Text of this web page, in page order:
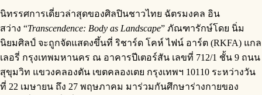
นิทรรศการเดี่ยวล่าสุดของศิลปินชาวไทย ฉัตรมงคล อิน
สว่าง “Transcendence: Body as Landscape” ภัณฑารักษ์โดย นิ่ม
นิยมศิลป์ จะถูกจัดแสดงขึ้นที่ ริชาร์ด โคห์ ไฟน์ อาร์ต (RKFA) แกล
เลอรี่ กรุงเทพมหานคร ณ อาคารปีเตอร์สัน เลขที่ 712/1 ชั้น 9 ถนน
สุขุมวิท แขวงคลองตัน เขตคลองเตย กรุงเทพฯ 10110 ระหว่างวัน
ที่ 22 เมษายน ถึง 27 พฤษภาคม มาร่วมกันศึกษาร่างกายของ